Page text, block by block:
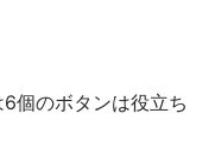
個のボタンは役立ち